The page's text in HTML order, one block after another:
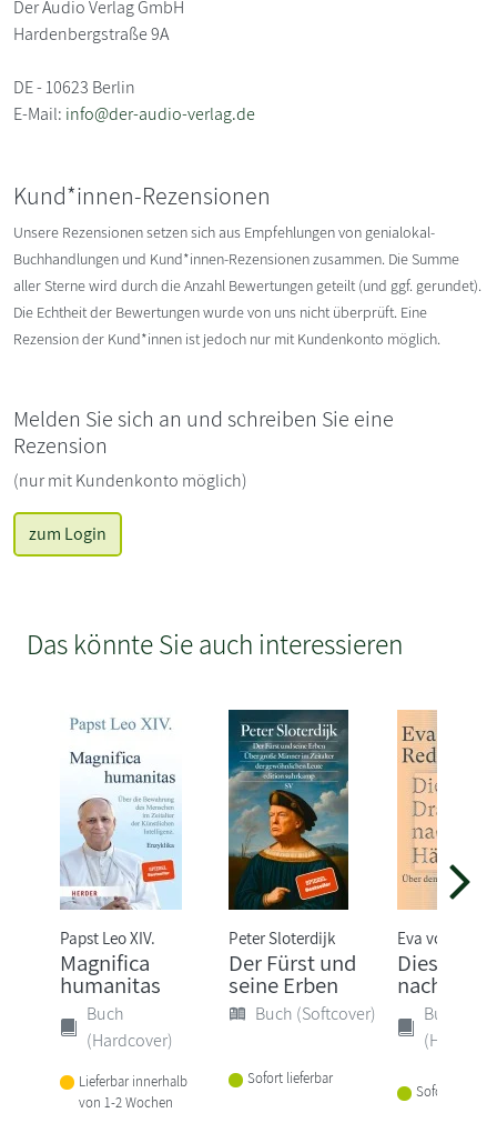
Der Audio Verlag GmbH
Hardenbergstraße 9A
DE - 10623 Berlin
E-Mail: info@der-audio-verlag.de
Kund*innen-Rezensionen
Unsere Rezensionen setzen sich aus Empfehlungen von genialokal-
Buchhandlungen und Kund*innen-Rezensionen zusammen. Die Summe
aller Sterne wird durch die Anzahl Bewertungen geteilt (und ggf. gerundet).
Die Echtheit der Bewertungen wurde von uns nicht überprüft. Eine
Rezension der Kund*innen ist jedoch nur mit Kundenkonto möglich.
Melden Sie sich an und schreiben Sie eine
Rezension
(nur mit Kundenkonto möglich)
zum Login
Das könnte Sie auch interessieren
Papst Leo XIV.
Magnifica
humanitas
Buch
(Hardcover)
Lieferbar innerhalb
von 1-2 Wochen
Peter Sloterdijk
Der Fürst und
seine Erben
Buch (Softcover)
Sofort lieferbar
Eva von
Dieser
nach
Buch
Sofort